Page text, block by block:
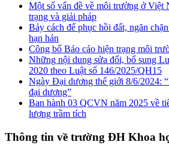
Một số vấn đề về môi trường ở Việt
trạng và giải pháp
Bảy cách để phục hồi đất, ngăn
hạn hán
Công bố Báo cáo hiện trạng môi
Những nội dung sửa đổi, bổ sung
2020 theo Luật số 146/2025/QH15
Ngày Đại dương thế giới 8/6/2024:
đại dương”
Ban hành 03 QCVN năm 2025 về
lượng trầm tích
Thông tin về trường ĐH Khoa